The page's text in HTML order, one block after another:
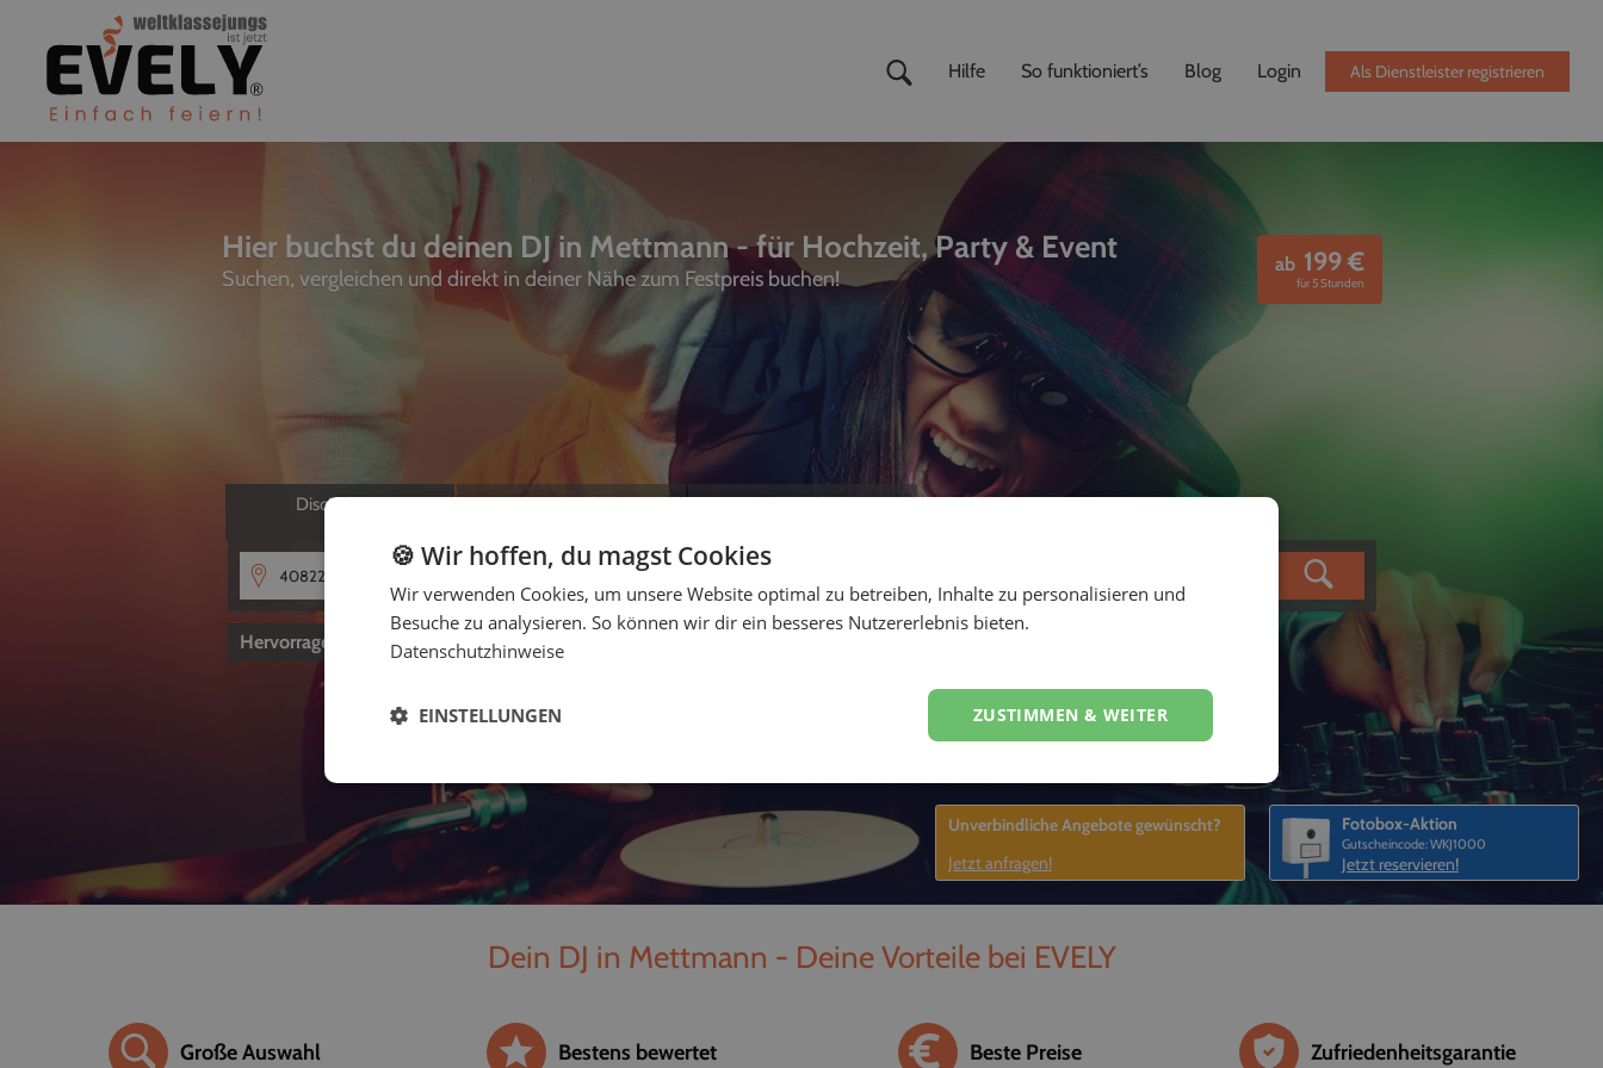
Hilfe So funktioniert’s Blog Login Als Dienstleister registrieren
Hier buchst du deinen DJ in Mettmann - für Hochzeit, Party & Event
Suchen, vergleichen und direkt in deiner Nähe zum Festpreis buchen!
ab 199€
für 5 Stunden
Discjockeys Livemusiker, Fotografen
Hervorragend von 5
Fotobox-Aktion
Gutscheincode: WKJ1000
Jetzt reservieren!
Unverbindliche Angebote gewünscht?
Jetzt anfragen!
Dein DJ in Mettmann - Deine Vorteile bei EVELY
Große Auswahl Bestens bewertet Beste Preise Zufriedenheitsgarantie
🍪 Wir hoffen, du magst Cookies
Wir verwenden Cookies, um unsere Website optimal zu betreiben, Inhalte zu personalisieren und
Besuche zu analysieren. So können wir dir ein besseres Nutzererlebnis bieten.
Datenschutzhinweise
ZUSTIMMEN & WEITER
EINSTELLUNGEN